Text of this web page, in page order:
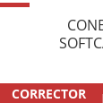
CORRECTOR